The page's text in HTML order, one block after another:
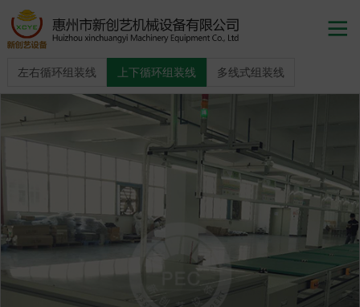

左右循环组装线 上下循环组装线 多线式组装线